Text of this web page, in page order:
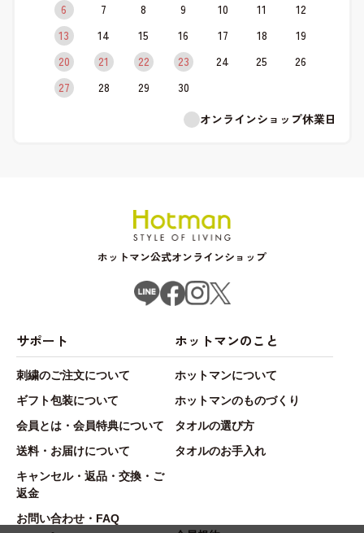
6
7 8 9 10 11
12
13
14 15 16 17 18
19
20
21 22 23 24 25
26
27
28 29
30
オンラインショップ休業日
ホットマン公式オンラインショップ
サポート
刺繍のご注文について
ギフト包装について
会員とは・会員特典について
送料・お届けについて
キャンセル・返品・交換・ご
返金
お問い合わせ・FAQ
ホットマンのこと
ホットマンについて
ホットマンのものづくり
タオルの選び方
タオルのお手入れ